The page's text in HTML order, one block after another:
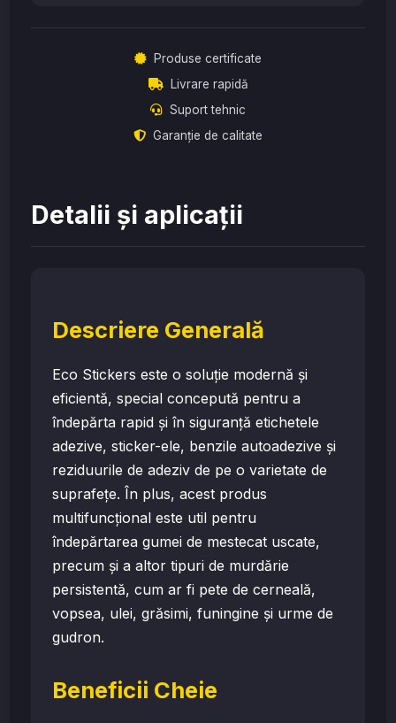
Produse certificate
Livrare rapidă
Suport tehnic
Garanție de calitate
Detalii și aplicații
Descriere Generală
Eco Stickers este o soluție modernă și
eficientă, special concepută pentru a
îndepărta rapid și în siguranță etichetele
adezive, sticker-ele, benzile autoadezive și
reziduurile de adeziv de pe o varietate de
suprafețe. În plus, acest produs
multifuncțional este util pentru
îndepărtarea gumei de mestecat uscate,
precum și a altor tipuri de murdărie
persistentă, cum ar fi pete de cerneală,
vopsea, ulei, grăsimi, funingine și urme de
gudron.
Beneficii Cheie